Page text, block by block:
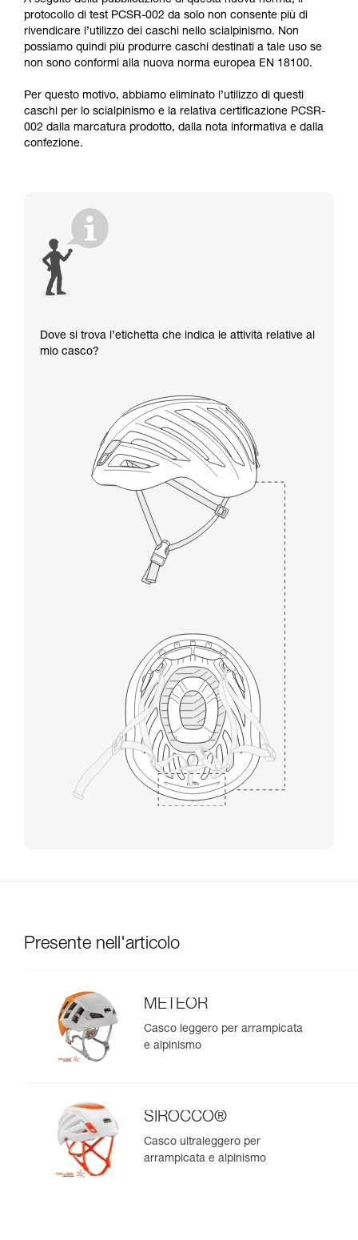
protocollo di test PCSR-002 da solo non consente più di
rivendicare l’utilizzo dei caschi nello scialpinismo. Non
possiamo quindi più produrre caschi destinati a tale uso se
non sono conformi alla nuova norma europea EN 18100.
Per questo motivo, abbiamo eliminato l’utilizzo di questi
caschi per lo scialpinismo e la relativa certificazione PCSR-
002 dalla marcatura prodotto, dalla nota informativa e dalla
confezione.
Dove si trova l’etichetta che indica le attività relative al
mio casco?
Presente nell'articolo
METEOR
Casco leggero per arrampicata
e alpinismo
SIROCCO®
Casco ultraleggero per
arrampicata e alpinismo